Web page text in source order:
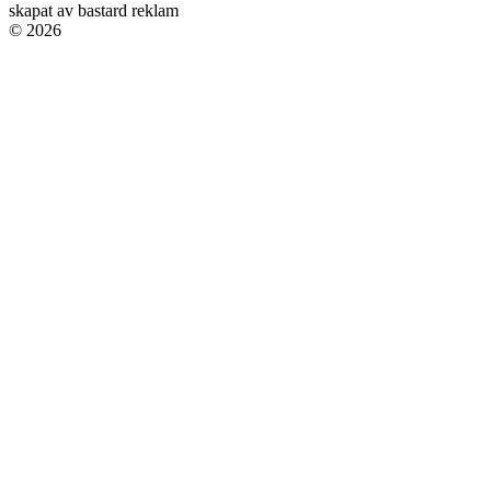
skapat av bastard reklam
© 2026